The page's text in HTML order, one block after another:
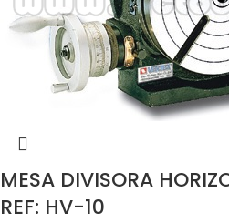
MESA DIVISORA
REF: HV-10